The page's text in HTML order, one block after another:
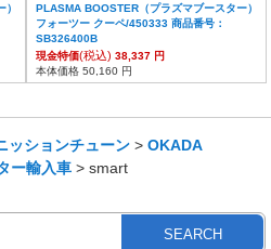
PLASMA BOOSTER（プラズマブースター）
フォーツー クーペ/450333 商品番号：
SB326400B
現金特価(税込) 38,337 円
本体価格 50,160 円
ッションチューン > OKADA
ー輸入車 > smart
SEARCH